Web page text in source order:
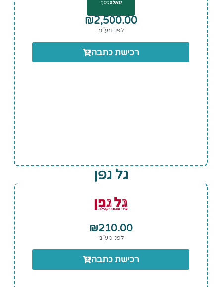
₪2,500.00
לפני מע”מ
רכישת כתבה
גל גפן
₪210.00
לפני מע”מ
רכישת כתבה